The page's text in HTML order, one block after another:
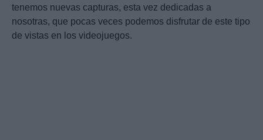
tenemos nuevas capturas, esta vez dedicadas a
nosotras, que pocas veces podemos disfrutar de este tipo
de vistas en los videojuegos.